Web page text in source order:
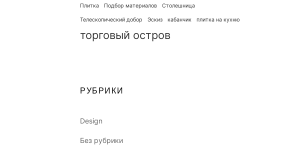
Плитка Подбор материалов Столешница
Телескопический добор Эскиз кабанчик плитка на кухню
торговый остров
РУБРИКИ
Design
Без рубрики